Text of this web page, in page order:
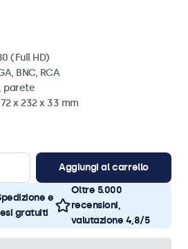
(Full HD)
BNC, RCA
parete
x 232 x 33 mm
Aggiungi al carrello
e
gratuiti
Oltre 5.000
recensioni,
valutazione 4,8/5